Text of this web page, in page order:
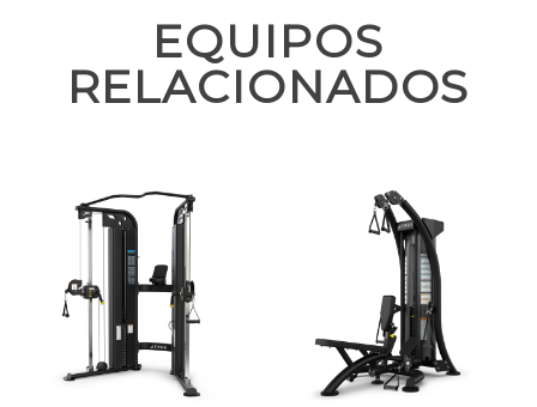
EQUIPOS
RELACIONADOS